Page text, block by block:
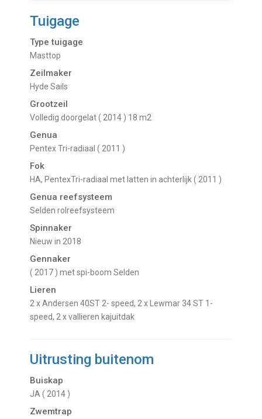
Tuigage
Type tuigage
Masttop
Zeilmaker
Hyde Sails
Grootzeil
Volledig doorgelat ( 2014 ) 18 m2
Genua
Pentex Tri-radiaal ( 2011 )
Fok
HA, PentexTri-radiaal met latten in achterlijk ( 2011 )
Genua reefsysteem
Selden rolreefsysteem
Spinnaker
Nieuw in 2018
Gennaker
( 2017 ) met spi-boom Selden
Lieren
2 x Andersen 40ST 2- speed, 2 x Lewmar 34 ST 1-
speed, 2 x vallieren kajuitdak
Uitrusting buitenom
Buiskap
JA ( 2014 )
Zwemtrap